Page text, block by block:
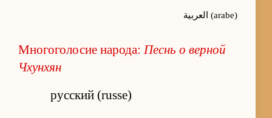
العربية (arabe)
Многоголосие народа: Песнь о верной
Чхунхян
русский (russe)